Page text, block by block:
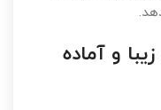
و آماده